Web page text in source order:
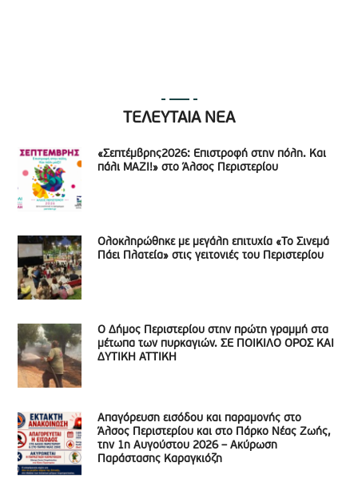
ΤΕΛΕΥΤΑΙΑ ΝΕΑ
«Σεπτέμβρης2026: Επιστροφή στην πόλη. Και
πάλι ΜΑΖΙ!» στο Άλσος Περιστερίου
Ολοκληρώθηκε με μεγάλη επιτυχία «Το Σινεμά
Πάει Πλατεία» στις γειτονιές του Περιστερίου
Ο Δήμος Περιστερίου στην πρώτη γραμμή στα
μέτωπα των πυρκαγιών. ΣΕ ΠΟΙΚΙΛΟ ΟΡΟΣ ΚΑΙ
ΔΥΤΙΚΗ ΑΤΤΙΚΗ
Απαγόρευση εισόδου και παραμονής στο
Άλσος Περιστερίου και στο Πάρκο Νέας Ζωής,
την 1η Αυγούστου 2026 – Ακύρωση
Παράστασης Καραγκιόζη